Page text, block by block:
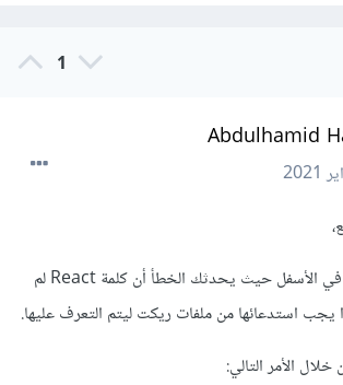
1
Abdulhamid
،
إن الخطأ لديك ظاهر في الأسفل حيث يحدثك الخطأ أن كلمة React لم
يجب استدعائها من ملفات ريكت ليتم التعرف عليها.
الأمر التالي: